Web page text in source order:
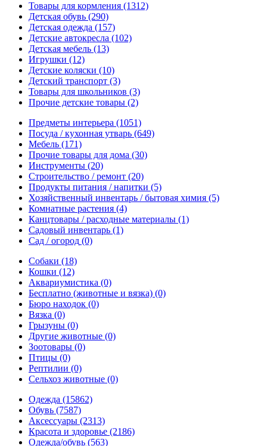
Товары для кормления (1312)
Детская обувь (290)
Детская одежда (157)
Детские автокресла (102)
Детская мебель (13)
Игрушки (12)
Детские коляски (10)
Детский транспорт (3)
Товары для школьников (3)
Прочие детские товары (2)
Предметы интерьера (1051)
Посуда / кухонная утварь (649)
Мебель (171)
Прочие товары для дома (30)
Инструменты (20)
Строительство / ремонт (20)
Продукты питания / напитки (5)
Хозяйственный инвентарь / бытовая химия (5)
Комнатные растения (4)
Канцтовары / расходные материалы (1)
Садовый инвентарь (1)
Сад / огород (0)
Собаки (18)
Кошки (12)
Аквариумистика (0)
Бесплатно (животные и вязка) (0)
Бюро находок (0)
Вязка (0)
Грызуны (0)
Другие животные (0)
Зоотовары (0)
Птицы (0)
Рептилии (0)
Сельхоз животные (0)
Одежда (15862)
Обувь (7587)
Аксессуары (2313)
Красота и здоровье (2186)
Одежда/обувь (563)